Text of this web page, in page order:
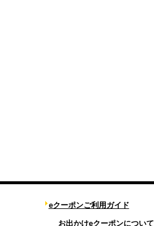
eクーポンご利用ガイド
お出かけeクーポンについて